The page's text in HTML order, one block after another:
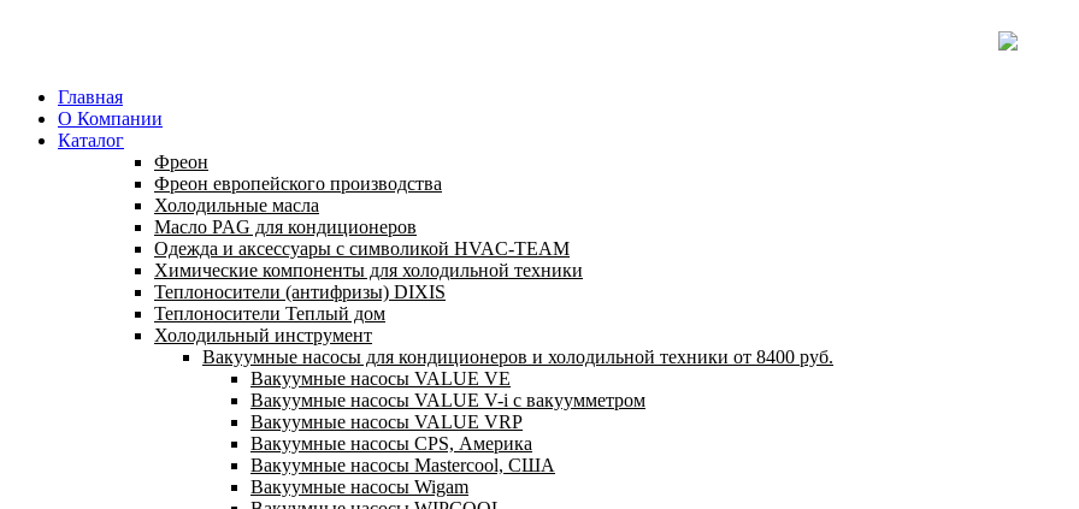
Главная
О Компании
Каталог
Фреон
Фреон европейского производства
Холодильные масла
Масло PAG для кондиционеров
Одежда и аксессуары с символикой HVAC-TEAM
Химические компоненты для холодильной техники
Теплоносители (антифризы) DIXIS
Теплоносители Теплый дом
Холодильный инструмент
Вакуумные насосы для кондиционеров и холодильной техники от 8400 руб.
Вакуумные насосы VALUE VE
Вакуумные насосы VALUE V-i с вакуумметром
Вакуумные насосы VALUE VRP
Вакуумные насосы CPS, Америка
Вакуумные насосы Mastercool, США
Вакуумные насосы Wigam